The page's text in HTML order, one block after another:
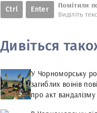
Ctrl Enter
Помітили
Виділіть
Дивіться
У Чорноморську
загиблих воїнів
про акт